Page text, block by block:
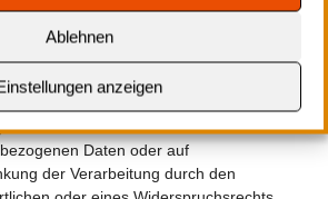
Ablehnen
anzeigen
die geplante Dauer, für die die
Daten gespeichert werden,
dieser Dauer
der sie betreffenden
Daten oder auf
der Verarbeitung durch den